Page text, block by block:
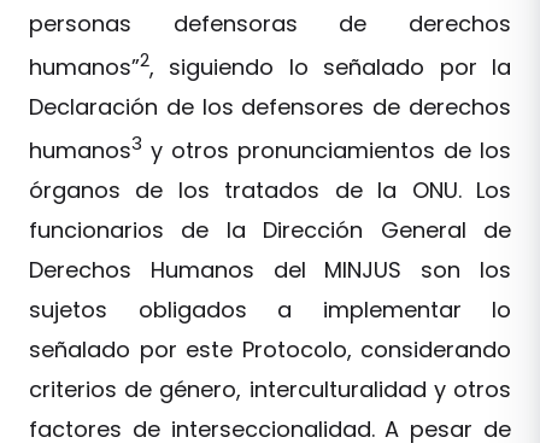
personas defensoras de derechos
humanos”2, siguiendo lo señalado por la
Declaración de los defensores de derechos
humanos3 y otros pronunciamientos de los
órganos de los tratados de la ONU. Los
funcionarios de la Dirección General de
Derechos Humanos del MINJUS son los
sujetos obligados a implementar lo
señalado por este Protocolo, considerando
criterios de género, interculturalidad y otros
factores de interseccionalidad. A pesar de